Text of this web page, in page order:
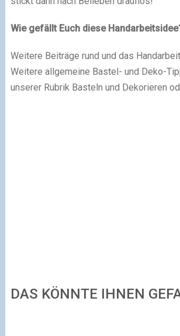
Wie gefällt Euch diese
Weitere Beiträge rund und das
Weitere allgemeine Bastel- und Deko-
unserer Rubrik Basteln und Dekorieren
DAS KÖNNTE IHNEN